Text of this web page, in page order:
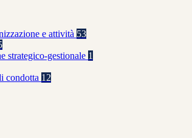
e attività 53
strategico-gestionale 1
condotta 12